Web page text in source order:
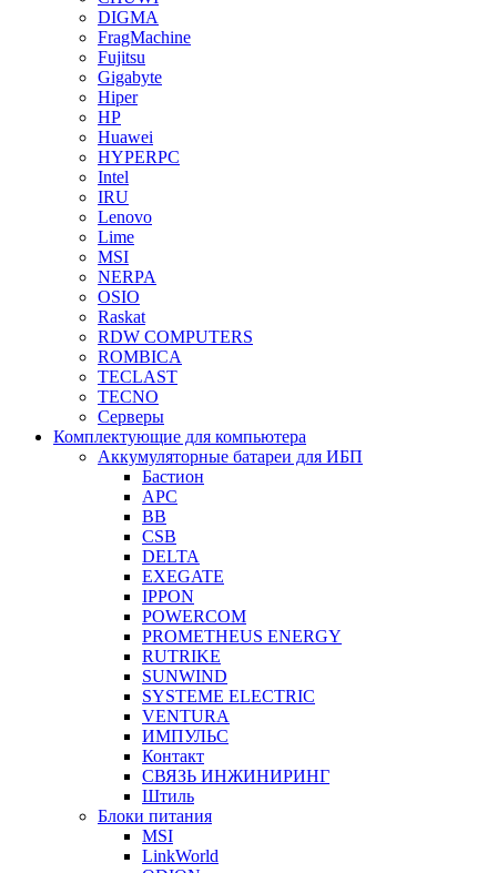
DIGMA
FragMachine
Fujitsu
Gigabyte
Hiper
HP
Huawei
HYPERPC
Intel
IRU
Lenovo
Lime
MSI
NERPA
OSIO
Raskat
RDW COMPUTERS
ROMBICA
TECLAST
TECNO
Серверы
Комплектующие для компьютера
Аккумуляторные батареи для ИБП
Бастион
APC
BB
CSB
DELTA
EXEGATE
IPPON
POWERCOM
PROMETHEUS ENERGY
RUTRIKE
SUNWIND
SYSTEME ELECTRIC
VENTURA
ИМПУЛЬС
Контакт
СВЯЗЬ ИНЖИНИРИНГ
Штиль
Блоки питания
MSI
LinkWorld